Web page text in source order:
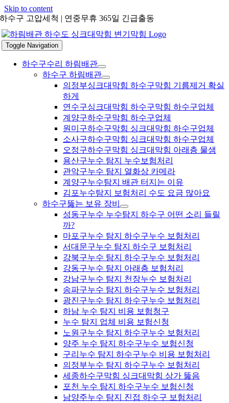
Skip to content
하수구 고압세척 | 연중무휴 365일 긴급출동
Toggle Navigation
하수구수리 하림배관
하수구 하림배관
의정부싱크대막힘 하수구막힘 기름제거 확실
하게
연수구싱크대막힘 하수구막힘 하수구업체
계양구하수구막힘 하수구업체
원미구하수구막힘 싱크대막힘 하수구업체
소사구하수구막힘 싱크대막힘 하수구업체
오정구하수구막힘 싱크대막힘 아래층 물샘
용산구누수 탐지 누수보험처리
관악구누수 탐지 열화상 카메라
계양구누수탐지 배관 터지는 이유
김포누수탐지 보험처리 수도 요금 많아요
하수구뚫는 보유 장비
성동구누수 누수탐지 하수구 어떤 소리 들릴
까?
마포구누수 탐지 하수구누수 보험처리
서대문구누수 탐지 하수구 보험처리
강북구누수 탐지 하수구누수 보험처리
강동구누수 탐지 아래층 보험처리
강남구누수 탐지 천장누수 보험처리
송파구누수 탐지 하수구누수 보험처리
광진구누수 탐지 하수구누수 보험처리
하남 누수 탐지 비용 보험청구
누수 탐지 업체 비용 보험신청
노원구누수 탐지 하수구누수 보험처리
양주 누수 탐지 하수구누수 보험신청
구리누수 탐지 하수구누수 비용 보험처리
의정부누수 탐지 하수구누수 보험처리
세종하수구막힘 싱크대막힘 상가 뚫음
포천 누수 탐지 하수구누수 보험신청
남양주누수 탐지 진접 하수구 보험처리